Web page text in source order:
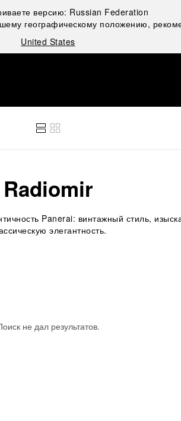
версию: Russian Federation
географическому положению,
United States
Radiomir
Panerai: винтажный стиль,
элегантность.
не дал результатов.